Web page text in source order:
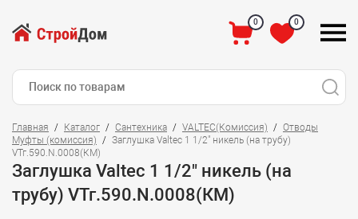
0 0
Главная Каталог Сантехника VALTEC(Комиссия)
Отводы
Муфты (комиссия)
Заглушка Valtec 1 1/2" никель (на трубу)
VТг.590.N.0008(КМ)
Заглушка Valtec 1 1/2" никель (на
трубу) VТг.590.N.0008(КМ)